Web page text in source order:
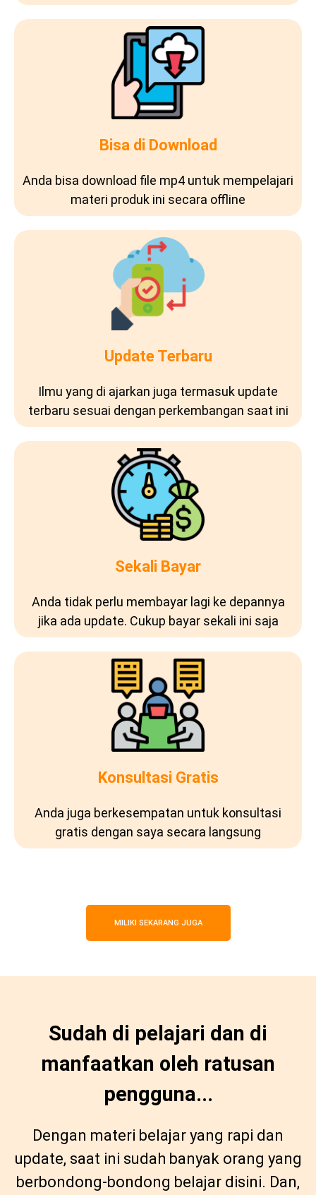
Bisa di Download
Anda bisa download file mp4 untuk mempelajari
materi produk ini secara offline
Update Terbaru
Ilmu yang di ajarkan juga termasuk update
terbaru sesuai dengan perkembangan saat ini
Sekali Bayar
Anda tidak perlu membayar lagi ke depannya
jika ada update. Cukup bayar sekali ini saja
Konsultasi Gratis
Anda juga berkesempatan untuk konsultasi
gratis dengan saya secara langsung
MILIKI SEKARANG JUGA
Sudah di pelajari dan di
manfaatkan oleh ratusan
pengguna...
Dengan materi belajar yang rapi dan
update, saat ini sudah banyak orang yang
berbondong-bondong belajar disini. Dan,